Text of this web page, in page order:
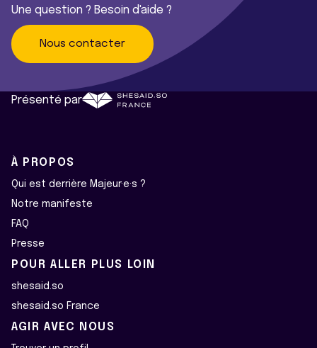
Une question ? Besoin d'aide ?
Nous contacter
Présenté par
À PROPOS
Qui est derrière Majeur·e·s ?
Notre manifeste
FAQ
Presse
POUR ALLER PLUS LOIN
shesaid.so
shesaid.so France
AGIR AVEC NOUS